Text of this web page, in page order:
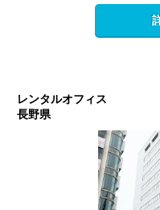
レンタルオフィス
長野県